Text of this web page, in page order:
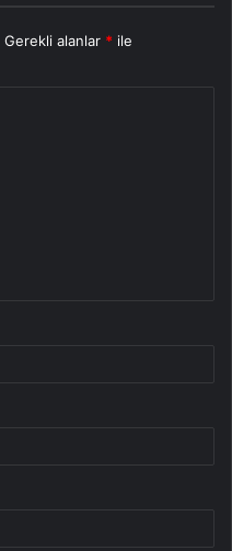
Gerekli alanlar * ile